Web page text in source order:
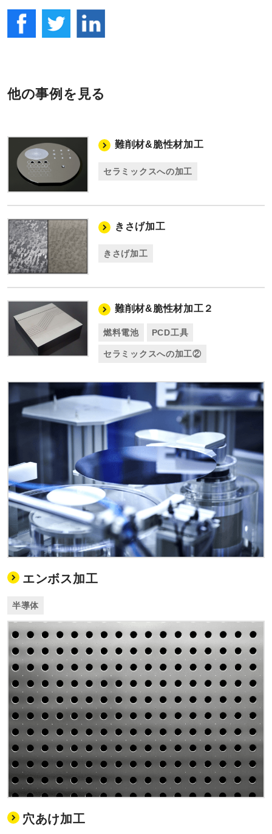
他の事例を見る
難削材&脆性材加工
セラミックスへの加工
きさげ加工
きさげ加工
難削材&脆性材加工２
燃料電池 PCD工具
セラミックスへの加工②
エンボス加工
半導体
穴あけ加工